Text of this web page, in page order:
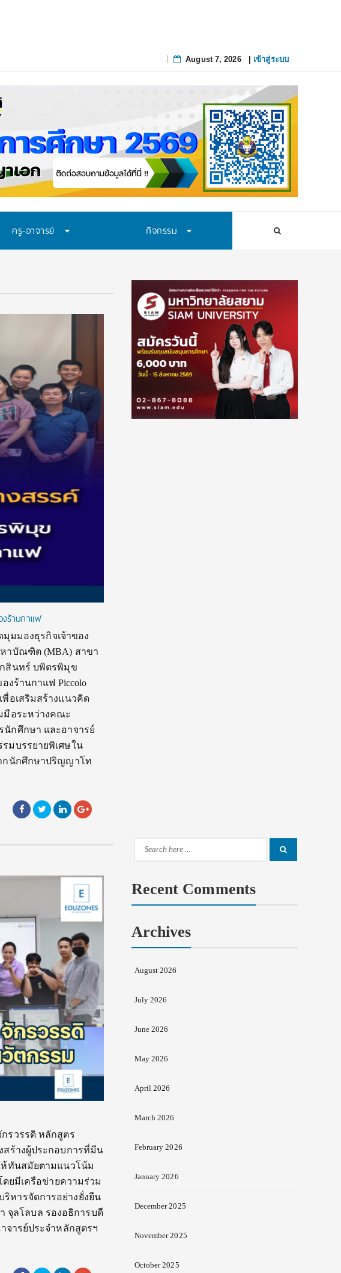
August 7, 2026| เข้าสู่ระบบ
ครู-อาจารย์ กิจกรรม
งร้านกาแฟ
มมองธุรกิจเจ้าของ
หาบัณฑิต (MBA) สาขา
กสินทร์ บพิตรพิมุข
งร้านกาแฟ Piccolo
อเสริมสร้างแนวคิด
มือระหว่างคณะ
กศึกษา และอาจารย์
มบรรยายพิเศษใน
กนักศึกษาปริญญาโท
รวรรดิ หลักสูตร
ร้างผู้ประกอบการที่มีน
ห้ทันสมัยตามแนวโน้ม
ดยมีเครือข่ายความร่วม
หารจัดการอย่างยั่งยืน
จุลโลบล รองอธิการบดี
ารย์ประจำหลักสูตรฯ
Search
Recent Comments
Archives
August 2026
July 2026
June 2026
May 2026
April 2026
March 2026
February 2026
January 2026
December 2025
November 2025
October 2025